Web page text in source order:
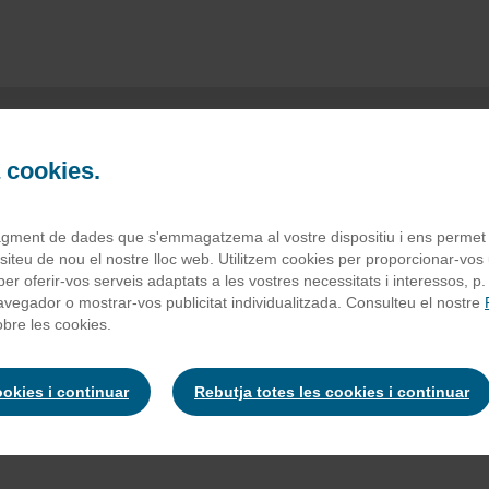
naranja s/
de acidez: E-330 y E-331, potenciadores del sabor:
E-414 y E-445, edulcorants: E‐950, E‐955 y aspartamo,
fuente de fenilalanina
cookies.
de dades que s'emmagatzema al vostre dispositiu i ens
de nou el nostre lloc web. Utilitzem cookies per proporcionar-vos
oferir-vos serveis adaptats a les vostres necessitats i interessos,
o mostrar-vos publicitat individualitzada. Consulteu el nostre
les cookies.
i continuar Rebutja totes les cookies i continuar